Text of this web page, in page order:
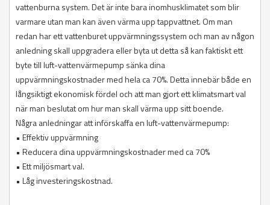
vattenburna system. Det är inte bara inomhusklimatet som blir
varmare utan man kan även värma upp tappvattnet. Om man
redan har ett vattenburet uppvärmningssystem och man av någon
anledning skall uppgradera eller byta ut detta så kan faktiskt ett
byte till luft-vattenvärmepump sänka dina
uppvärmningskostnader med hela ca 70%. Detta innebär både en
långsiktigt ekonomisk fördel och att man gjort ett klimatsmart val
när man beslutat om hur man skall värma upp sitt boende.
Några anledningar att införskaffa en luft-vattenvärmepump:
• Effektiv uppvärmning
• Reducera dina uppvärmningskostnader med ca 70%
• Ett miljösmart val.
• Låg investeringskostnad.